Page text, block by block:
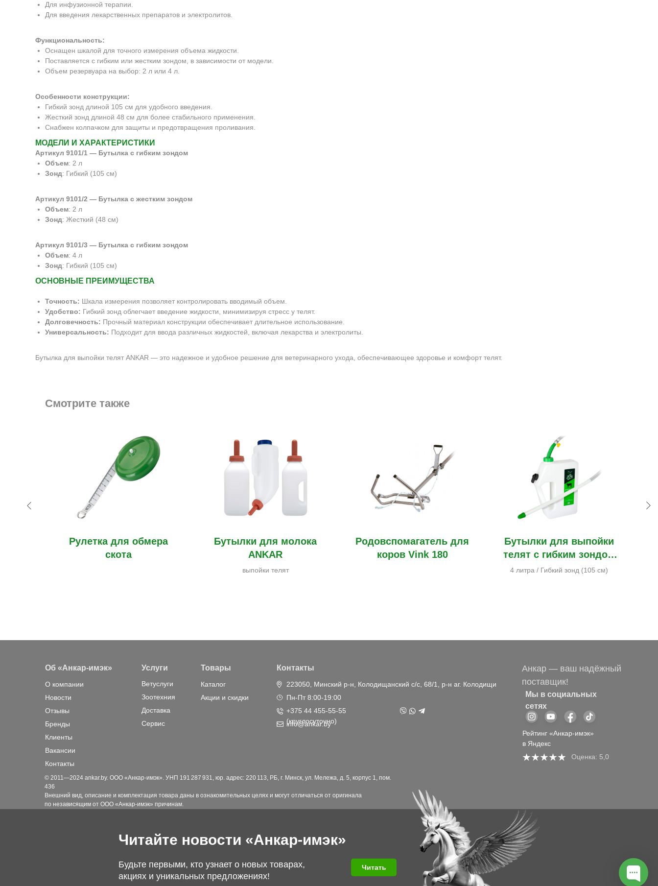
Для инфузионной терапии.
Для введения лекарственных препаратов и электролитов.
Функциональность:
Оснащен шкалой для точного измерения объема жидкости.
Поставляется с гибким или жестким зондом, в зависимости от модели.
Объем резервуара на выбор: 2 л или 4 л.
Особенности конструкции:
Гибкий зонд длиной 105 см для удобного введения.
Жесткий зонд длиной 48 см для более стабильного применения.
Снабжен колпачком для защиты и предотвращения проливания.
МОДЕЛИ И ХАРАКТЕРИСТИКИ
Артикул 9101/1 — Бутылка с гибким зондом
Объем: 2 л
Зонд: Гибкий (105 см)
Артикул 9101/2 — Бутылка с жестким зондом
Объем: 2 л
Зонд: Жесткий (48 см)
Артикул 9101/3 — Бутылка с гибким зондом
Объем: 4 л
Зонд: Гибкий (105 см)
ОСНОВНЫЕ ПРЕИМУЩЕСТВА
Точность: Шкала измерения позволяет контролировать вводимый объем.
Удобство: Гибкий зонд облегчает введение жидкости, минимизируя стресс у телят.
Долговечность: Прочный материал конструкции обеспечивает длительное использование.
Универсальность: Подходит для ввода различных жидкостей, включая лекарства и электролиты.
Бутылка для выпойки телят ANKAR — это надежное и удобное решение для ветеринарного ухода, обеспечивающее здоровье и комфорт телят.
Смотрите также
Рулетка для обмера
скота
Бутылки для молока
ANKAR
выпойки телят
Родовспомагатель для
коров Vink 180
Бутылки для выпойки
телят с гибким зондом
ANKAR
4 литра / Гибкий зонд (105 см)
Читайте новости «Анкар-имэк»
Будьте первыми, кто узнает о новых товарах,
акциях и уникальных предложениях!
Читать
© 2011—2024 ankar.by. ООО «Анкар-имэк». УНП 191 287 931, юр. адрес: 220 113, РБ, г. Минск, ул. Мележа, д. 5, корпус 1, пом.
436
Внешний вид, описание и комплектация товара даны в ознакомительных целях и могут отличаться от оригинала
по независящим от ООО «Анкар-имэк» причинам.
Об «Анкар-имэк»
О компании
Новости
Отзывы
Бренды
Клиенты
Вакансии
Контакты
Услуги
Ветуслуги
Доставка
Сервис
Зоотехния
Товары
Каталог
Акции и скидки
Контакты
223050, Минский р-н, Колодищанский с/с, 68/1, р-н аг. Колодищи
Пн-Пт 8:00-19:00
+375 44 455-55-55
(круглосуточно)
info@ankar.by
Анкар — ваш надёжный
поставщик!
Мы в социальных
сетях
Рейтинг «Анкар-имэк»
в Яндекс
Оценка: 5,0